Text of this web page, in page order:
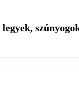
legyek,